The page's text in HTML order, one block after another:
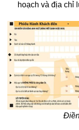
hoạch và địa chỉ